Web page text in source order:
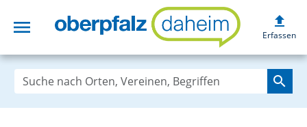
menu Kirwa im
upload
Erfassen
search